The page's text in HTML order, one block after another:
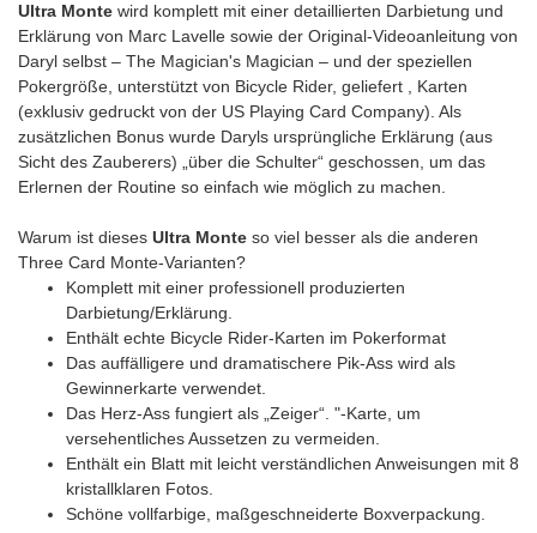
Ultra Monte wird komplett mit einer detaillierten Darbietung und
Erklärung von Marc Lavelle sowie der Original-Videoanleitung von
Daryl selbst – The Magician's Magician – und der speziellen
Pokergröße, unterstützt von Bicycle Rider, geliefert , Karten
(exklusiv gedruckt von der US Playing Card Company). Als
zusätzlichen Bonus wurde Daryls ursprüngliche Erklärung (aus
Sicht des Zauberers) „über die Schulter“ geschossen, um das
Erlernen der Routine so einfach wie möglich zu machen.
Warum ist dieses Ultra Monte so viel besser als die anderen
Three Card Monte-Varianten?
Komplett mit einer professionell produzierten
Darbietung/Erklärung.
Enthält echte Bicycle Rider-Karten im Pokerformat
Das auffälligere und dramatischere Pik-Ass wird als
Gewinnerkarte verwendet.
Das Herz-Ass fungiert als „Zeiger“. "-Karte, um
versehentliches Aussetzen zu vermeiden.
Enthält ein Blatt mit leicht verständlichen Anweisungen mit 8
kristallklaren Fotos.
Schöne vollfarbige, maßgeschneiderte Boxverpackung.